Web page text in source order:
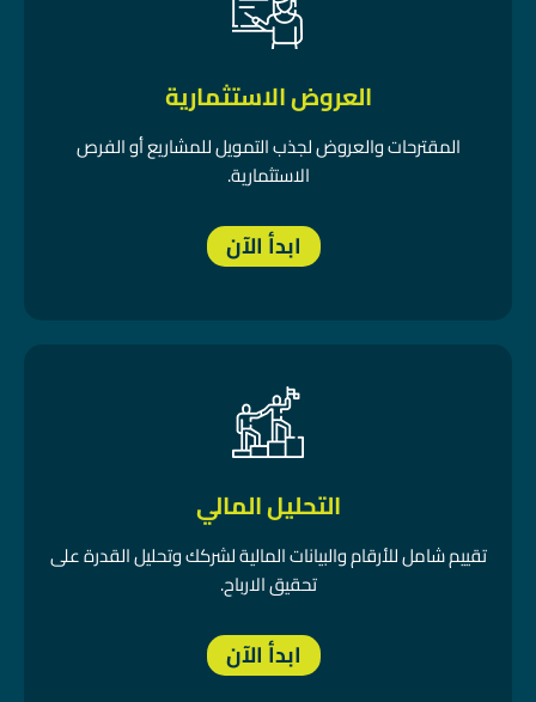
العروض الاستثمارية
المقترحات والعروض لجذب التمويل للمشاريع أو الفرص
الاستثمارية.
ابدأ الآن
التحليل المالي
تقييم شامل للأرقام والبيانات المالية لشركك وتحليل القدرة على
تحقيق الارباح.
ابدأ الآن